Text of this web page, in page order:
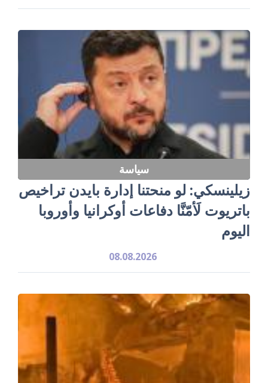
سياسة
زيلينسكي: لو منحتنا إدارة بايدن تراخيص
باتريوت لَأمّنَّا دفاعات أوكرانيا وأوروبا
اليوم
08.08.2026